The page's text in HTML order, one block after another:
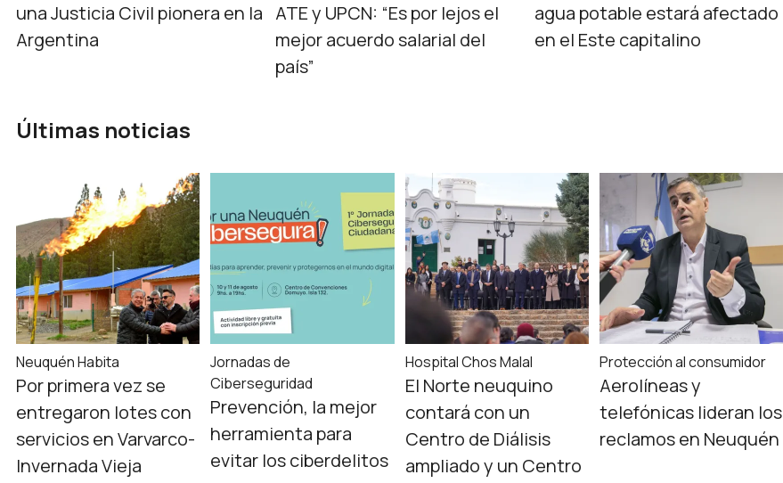
una Justicia Civil pionera en la
Argentina
ATE y UPCN: “Es por lejos el
mejor acuerdo salarial del
país”
agua potable estará afectado
en el Este capitalino
Últimas noticias
Neuquén Habita
Por primera vez se
entregaron lotes con
servicios en Varvarco-
Invernada Vieja
Jornadas de
Ciberseguridad
Prevención, la mejor
herramienta para
evitar los ciberdelitos
Hospital Chos Malal
El Norte neuquino
contará con un
Centro de Diálisis
ampliado y un Centro
Protección al consumidor
Aerolíneas y
telefónicas lideran los
reclamos en Neuquén